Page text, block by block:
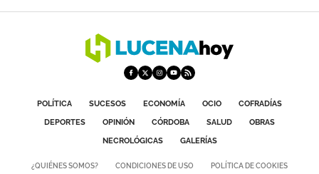
POLÍTICA SUCESOS ECONOMÍA OCIO
COFRADÍAS
DEPORTES
OPINIÓN CÓRDOBA SALUD
OBRAS
NECROLÓGICAS
GALERÍAS
¿QUIÉNES SOMOS? CONDICIONES DE USO POLÍTICA DE COOKIES